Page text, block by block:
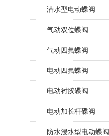
潜水型电动蝶阀
气动双位蝶阀
气动四氟蝶阀
电动四氟蝶阀
电动衬胶碟阀
电动加长杆碟阀
防水浸水型电动蝶阀